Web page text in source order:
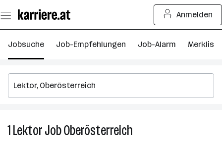
Seiteninhalt
springen
Anmelden
Jobsuche Job-Empfehlungen Job-Alarm Merkliste
1LektorJobOberösterreich